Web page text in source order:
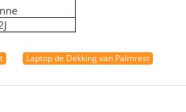
Laptop de Dekking van Palmrest